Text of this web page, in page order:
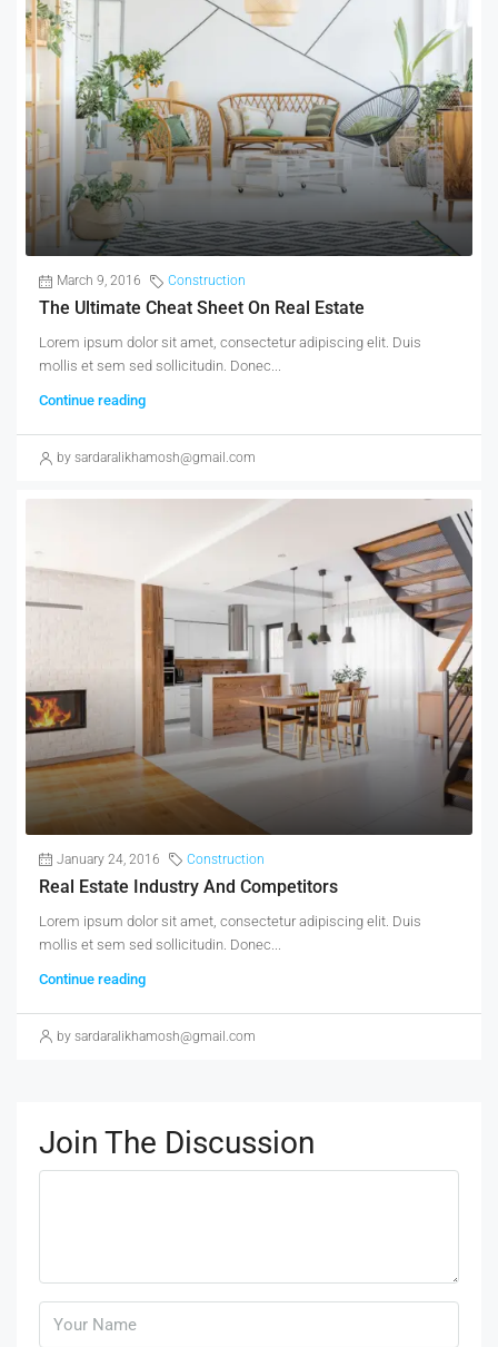
March 9, 2016 Construction
The Ultimate Cheat Sheet On Real Estate
Lorem ipsum dolor sit amet, consectetur adipiscing elit. Duis
mollis et sem sed sollicitudin. Donec...
Continue reading
by sardaralikhamosh@gmail.com
January 24, 2016 Construction
Real Estate Industry And Competitors
Lorem ipsum dolor sit amet, consectetur adipiscing elit. Duis
mollis et sem sed sollicitudin. Donec...
Continue reading
by sardaralikhamosh@gmail.com
Join The Discussion